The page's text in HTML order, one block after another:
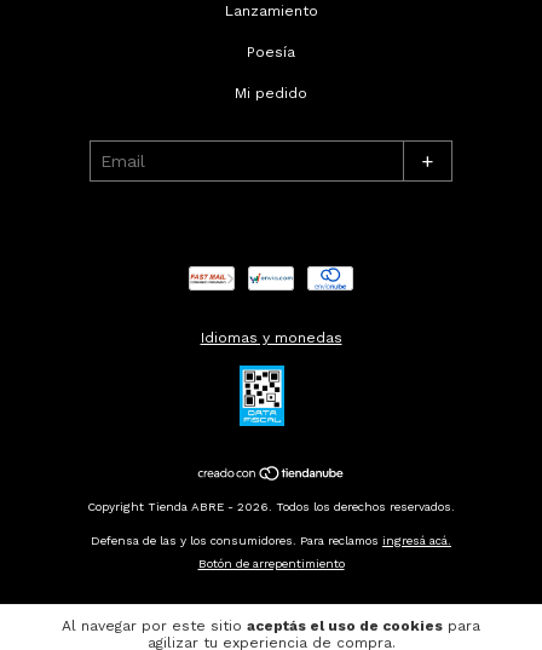
Al navegar por este sitio aceptás el uso de cookies para
agilizar tu experiencia de compra.
Lanzamiento
Poesía
Mi pedido
+
Idiomas y monedas
Copyright Tienda ABRE - 2026. Todos los derechos reservados.
Defensa de las y los consumidores. Para reclamos ingresá acá.
Botón de arrepentimiento